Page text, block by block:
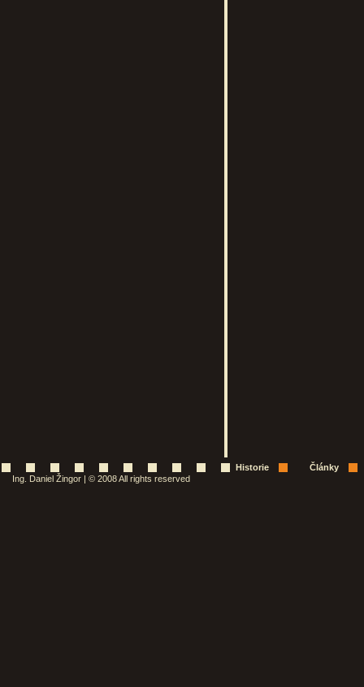
Historie
Články
Ing. Daniel Žingor | © 2008 All rights reserved